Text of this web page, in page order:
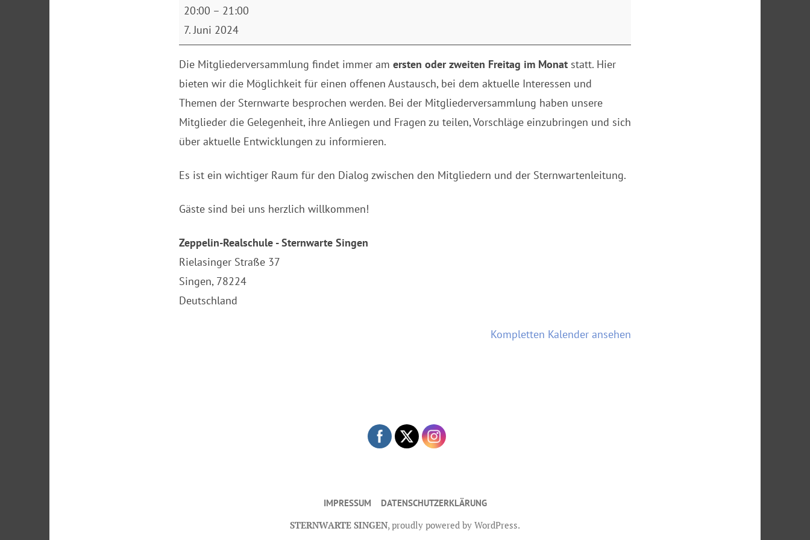
Mitgliederversammlung
20:00 – 21:00
7. Juni 2024
Die Mitgliederversammlung findet immer am ersten oder zweiten Freitag im Monat statt. Hier
bieten wir die Möglichkeit für einen offenen Austausch, bei dem aktuelle Interessen und
Themen der Sternwarte besprochen werden. Bei der Mitgliederversammlung haben unsere
Mitglieder die Gelegenheit, ihre Anliegen und Fragen zu teilen, Vorschläge einzubringen und sich
über aktuelle Entwicklungen zu informieren.
Es ist ein wichtiger Raum für den Dialog zwischen den Mitgliedern und der Sternwartenleitung.
Gäste sind bei uns herzlich willkommen!
Zeppelin-Realschule - Sternwarte Singen
Rielasinger Straße 37
Singen, 78224
Deutschland
Kompletten Kalender ansehen
IMPRESSUM DATENSCHUTZERKLÄRUNG
STERNWARTE SINGEN, proudly powered by WordPress.